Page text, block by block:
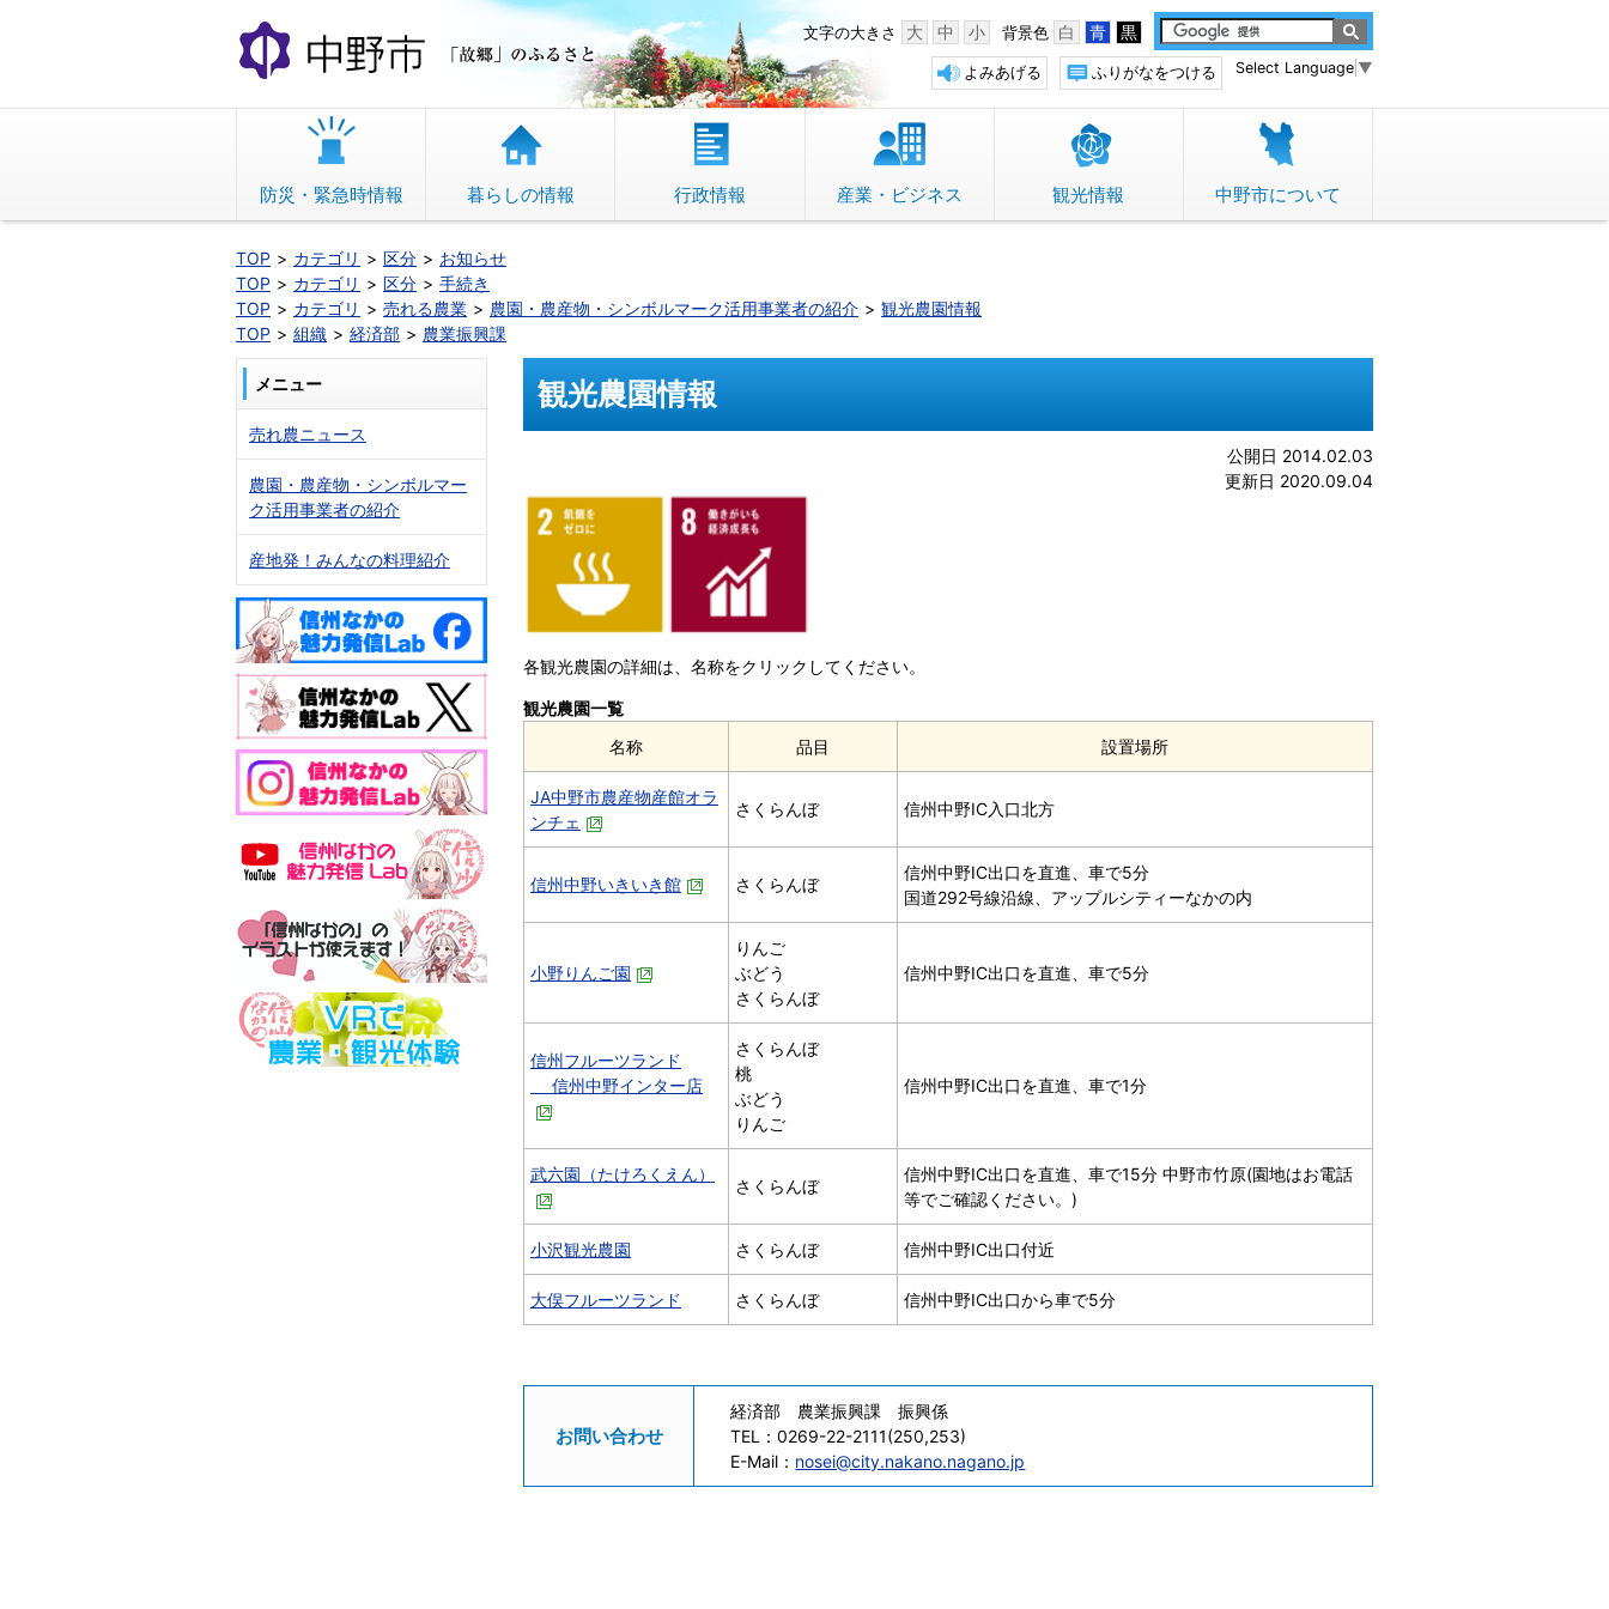
文
へ
動
中野市 「故郷」のふるさと 背景色 白 青 黒
文字の大きさ 大 中 小
Select Language ▼
ふりがなをつける
よみあげる
防災・緊急時情報 暮らしの情報 行政情報 産業・ビジネス 観光情報 中野市について
TOP カテゴリ 区分
お知らせ
TOP
カテゴリ 区分
手続き
TOP
カテゴリ 売れる農業 農園・農産物・シンボルマーク活用事業者の紹介
観光農園情報
TOP
組織 経済部 農業振興課
観光農園情報
公開日 2014.02.03
更新日 2020.09.04
各観光農園の詳細は、名称をクリックしてください。
観光農園一覧
名称
品目 設置場所
JA中野市農産物産館オラ
ンチェ
さくらんぼ 信州中野IC入口北方
信州中野いきいき館 さくらんぼ
信州中野IC出口を直進、車で5分
国道292号線沿線、アップルシティーなかの内
小野りんご園
りんご
ぶどう
さくらんぼ
信州中野IC出口を直進、車で5分
信州フルーツランド
信州中野インター店
さくらんぼ
桃
ぶどう
りんご
信州中野IC出口を直進、車で1分
武六園（たけろくえん）
さくらんぼ
信州中野IC出口を直進、車で15分 中野市竹原(園地はお電話
等でご確認ください。)
小沢観光農園 さくらんぼ 信州中野IC出口付近
大俣フルーツランド さくらんぼ 信州中野IC出口から車で5分
お問い合わせ
経済部 農業振興課 振興係
TEL：0269-22-2111(250,253)
E-Mail： nosei@city.nakano.nagano.jp
メニュー
売れ農ニュース
農園・農産物・シンボルマー
ク活用事業者の紹介
産地発！みんなの料理紹介